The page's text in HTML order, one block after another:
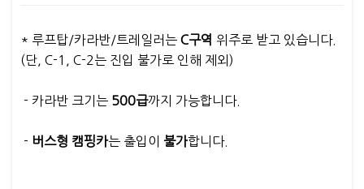
* 루프탑/카라반/트레일러는 C구역 위주로 받고 있습니다.
(단, C-1, C-2는 진입 불가로 인해 제외)
- 카라반 크기는 500급까지 가능합니다.
- 버스형 캠핑카는 출입이 불가합니다.